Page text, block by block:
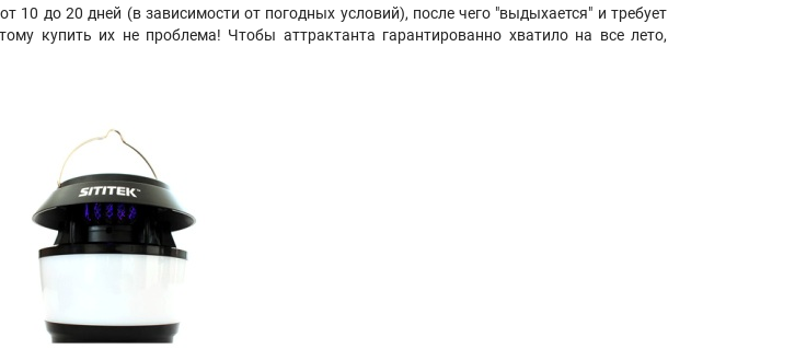
10 до 20 дней (в зависимости от погодных условий), после чего "выдыхается" и требует
купить их не проблема! Чтобы аттрактанта гарантированно хватило на все лето,